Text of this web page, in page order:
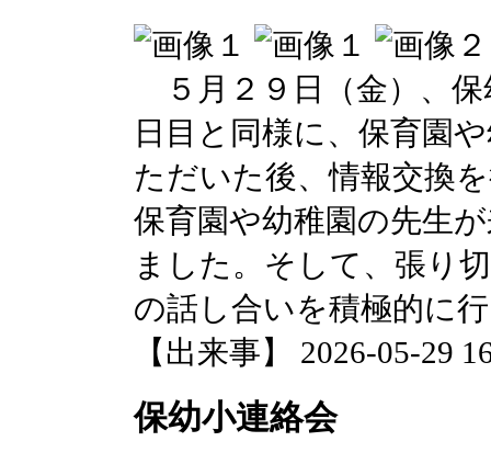
５月２９日（金）、保
日目と同様に、保育園
ただいた後、情報交換
保育園や幼稚園の先生
ました。そして、張り
の話し合いを積極的に
【出来事】 2026-05-29
保幼小連絡会